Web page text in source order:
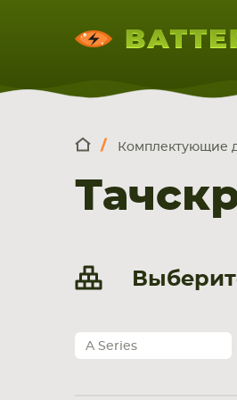
Комплектующие
A Series